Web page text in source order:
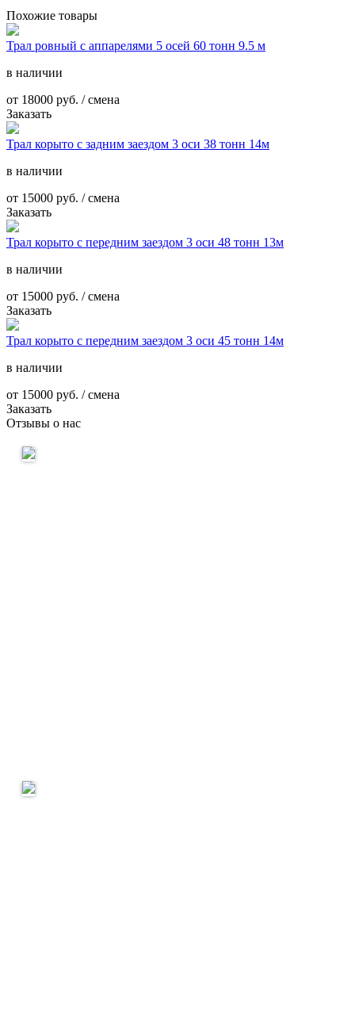
Похожие товары
Трал ровный с аппарелями 5 осей 60 тонн 9.5 м
в наличии
от 18000 руб. / смена
Заказать
Трал корыто с задним заездом 3 оси 38 тонн 14м
в наличии
от 15000 руб. / смена
Заказать
Трал корыто с передним заездом 3 оси 48 тонн 13м
в наличии
от 15000 руб. / смена
Заказать
Трал корыто с передним заездом 3 оси 45 тонн 14м
в наличии
от 15000 руб. / смена
Заказать
Отзывы о нас